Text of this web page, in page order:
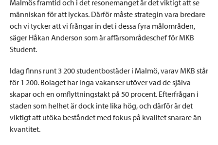
Malmös framtid och i det resonemanget är det viktigt att se
människan för att lyckas. Därför måste strategin vara bredare
och vi tycker att vi frångar in det i dessa fyra målområden,
säger Håkan Anderson som är affärsområdeschef för MKB
Student.
Idag finns runt 3 200 studentbostäder i Malmö, varav MKB står
för 1 200. Bolaget har inga vakanser utöver vad de själva
skapar och en omflyttningstakt på 50 procent. Efterfrågan i
staden som helhet är dock inte lika hög, och därför är det
viktigt att utöka beståndet med fokus på kvalitet snarare än
kvantitet.